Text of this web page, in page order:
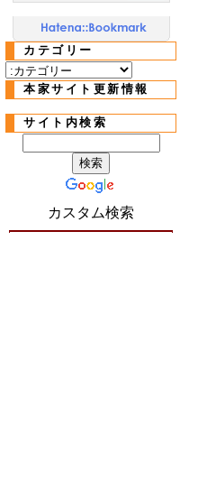
カテゴリー
本家サイト更新情報
サイト内検索
カスタム検索